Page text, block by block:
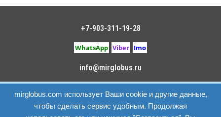
+7-903-311-19-28
WhatsApp Viber Imo
info@mirglobus.ru
Политика конфиденциальности|Пользовательское
соглашение
mirglobus.com использует Ваши cookie и другие данные,
чтобы сделать сервис удобным. Продолжая